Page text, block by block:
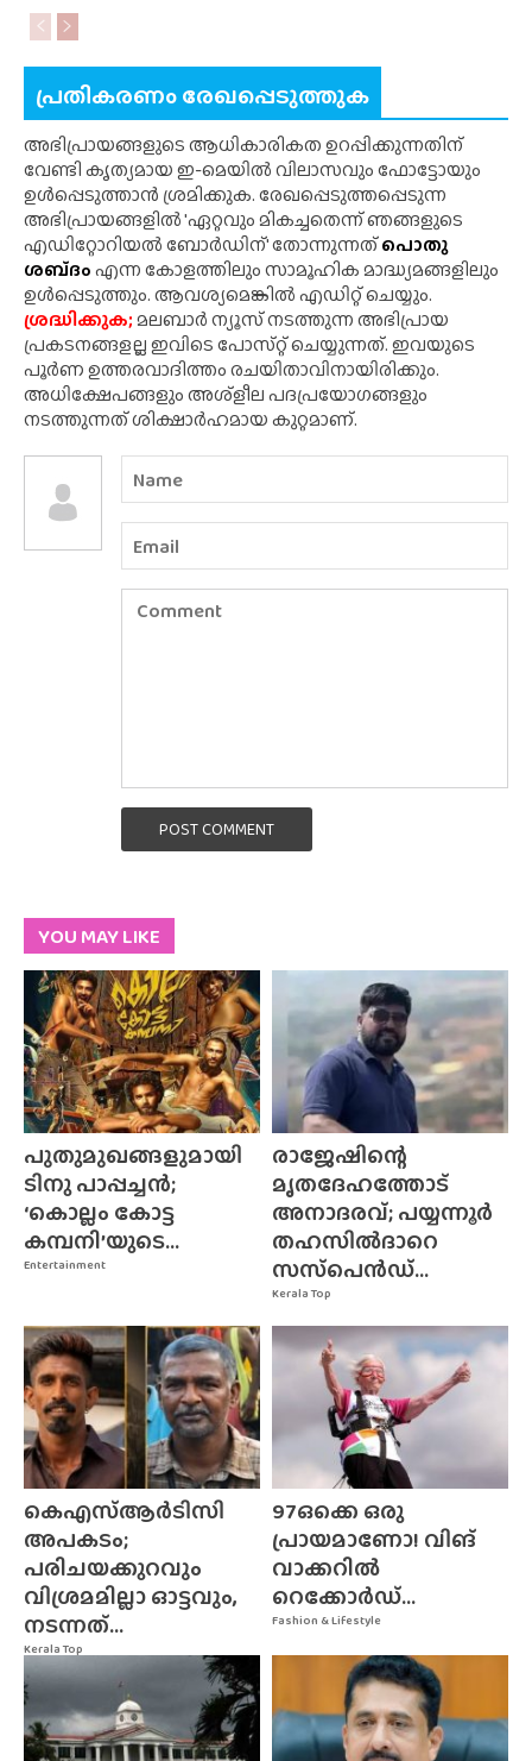
പ്രതികരണം രേഖപ്പെടുത്തുക
അഭിപ്രായങ്ങളുടെ ആധികാരികത ഉറപ്പിക്കുന്നതിന്
വേണ്ടി കൃത്യമായ ഇ-മെയിൽ വിലാസവും ഫോട്ടോയും
ഉൾപ്പെടുത്താൻ ശ്രമിക്കുക. രേഖപ്പെടുത്തപ്പെടുന്ന
അഭിപ്രായങ്ങളിൽ 'ഏറ്റവും മികച്ചതെന്ന് ഞങ്ങളുടെ
എഡിറ്റോറിയൽ ബോർഡിന്' തോന്നുന്നത്പൊതു
ശബ്‌ദംഎന്ന കോളത്തിലും സാമൂഹിക മാദ്ധ്യമങ്ങളിലും
ഉൾപ്പെടുത്തും. ആവശ്യമെങ്കിൽ എഡിറ്റ് ചെയ്യും.
ശ്രദ്ധിക്കുക;മലബാർ ന്യൂസ് നടത്തുന്ന അഭിപ്രായ
പ്രകടനങ്ങളല്ല ഇവിടെ പോസ്‌റ്റ് ചെയ്യുന്നത്. ഇവയുടെ
പൂർണ ഉത്തരവാദിത്തം രചയിതാവിനായിരിക്കും.
അധിക്ഷേപങ്ങളും അശ്‌ളീല പദപ്രയോഗങ്ങളും
നടത്തുന്നത് ശിക്ഷാർഹമായ കുറ്റമാണ്.
POST COMMENT
YOU MAY LIKE
Entertainment
പുതുമുഖങ്ങളുമായി
ടിനു പാപ്പച്ചൻ;
‘കൊല്ലം കോട്ട
കമ്പനി’യുടെ...
Kerala Top
രാജേഷിന്റെ
മൃതദേഹത്തോട്
അനാദരവ്; പയ്യന്നൂർ
തഹസിൽദാറെ
സസ്‌പെൻഡ്...
Kerala Top
കെഎസ്ആർടിസി
അപകടം;
പരിചയക്കുറവും
വിശ്രമമില്ലാ ഓട്ടവും,
നടന്നത്...
Fashion & Lifestyle
97ഒക്കെ ഒരു
പ്രായമാണോ! വിങ്
വാക്കറിൽ
റെക്കോർഡ്...